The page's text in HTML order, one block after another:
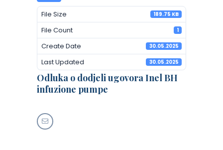
File Size 189.75 KB
File Count 1
Create Date 30.05.2025
Last Updated 30.05.2025
Odluka o dodjeli ugovora Inel BH
infuzione pumpe